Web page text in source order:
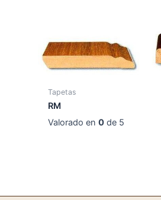
Tapetas
RM
Valorado en0 de 5